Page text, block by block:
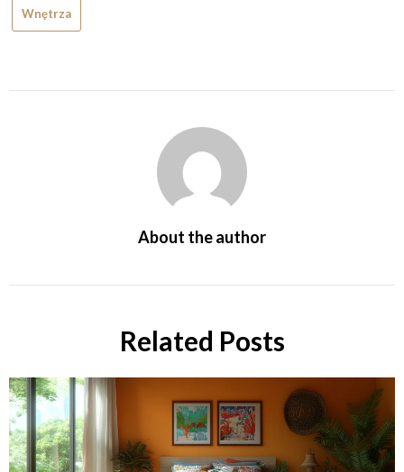
Wnętrza
About the author
Related Posts